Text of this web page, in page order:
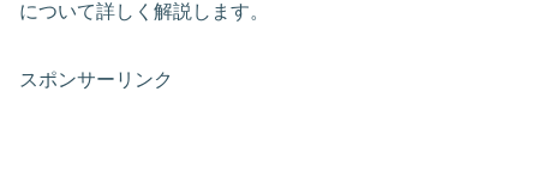
について詳しく解説します。
スポンサーリンク